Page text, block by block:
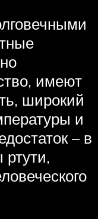
имеют
широкий
и
– в
ртути,